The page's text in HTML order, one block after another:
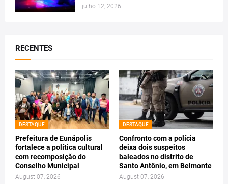
julho 12, 2026
RECENTES
DESTAQUE
Prefeitura de Eunápolis
fortalece a política cultural
com recomposição do
Conselho Municipal
August 07, 2026
DESTAQUE
Confronto com a polícia
deixa dois suspeitos
baleados no distrito de
Santo Antônio, em Belmonte
August 07, 2026